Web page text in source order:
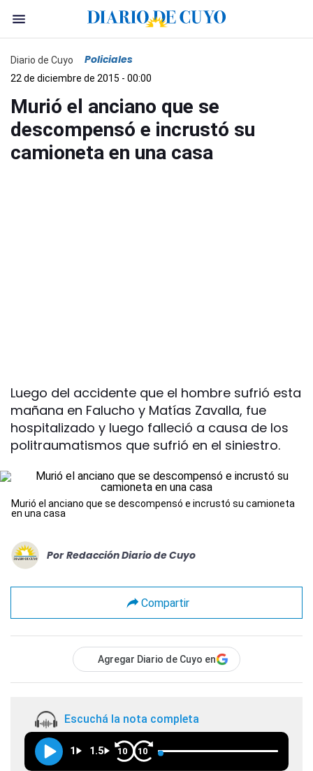
Diario de Cuyo Policiales
22 de diciembre de 2015 - 00:00
Murió el anciano que se
descompensó e incrustó su
camioneta en una casa
Luego del accidente que el hombre sufrió esta
mañana en Falucho y Matías Zavalla, fue
hospitalizado y luego falleció a causa de los
politraumatismos que sufrió en el siniestro.
Murió el anciano que se descompensó e incrustó su camioneta
en una casa
Por Redacción Diario de Cuyo
Compartir
Agregar Diario de Cuyo en
Escuchá la nota completa
1 1.5 10 10